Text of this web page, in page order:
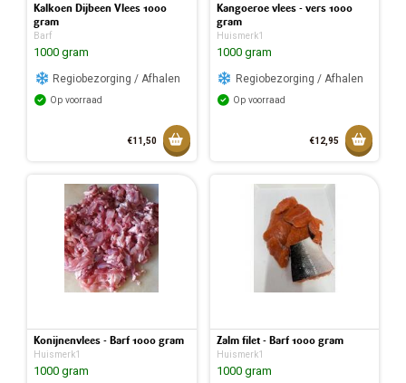
Kalkoen Dijbeen Vlees 1000
gram
Barf
1000 gram
Regiobezorging / Afhalen
Op voorraad
€11,50 Toevoegen aan mandje
Kangoeroe vlees - vers 1000
gram
Huismerk1
1000 gram
Regiobezorging / Afhalen
Op voorraad
€12,95
Konijnenvlees - Barf 1000 gram
Huismerk1
1000 gram
Zalm filet - Barf 1000 gram
Huismerk1
1000 gram